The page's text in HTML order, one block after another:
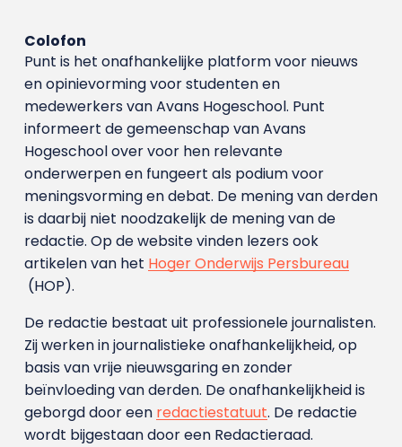
Colofon
Punt is het onafhankelijke platform voor nieuws
en opinievorming voor studenten en
medewerkers van Avans Hoge­school. Punt
informeert de gemeenschap van Avans
Hogeschool over voor hen relevante
onderwerpen en fungeert als podium voor
meningsvorming en debat. De mening van derden
is daarbij niet noodzakelijk de mening van de
redactie. Op de website vinden lezers ook
artikelen van het Hoger Onderwijs Persbureau
(HOP).
De redactie bestaat uit professionele journalisten.
Zij werken in journalistieke onafhankelijkheid, op
basis van vrije nieuwsgaring en zonder
beïnvloeding van derden. De onafhankelijkheid is
geborgd door een redactiestatuut. De redactie
wordt bijgestaan door een Redactieraad.